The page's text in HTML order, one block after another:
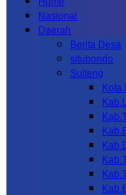
Nasional
Daerah
Berita Desa
situbondo
Sulteng
Kota
Kab